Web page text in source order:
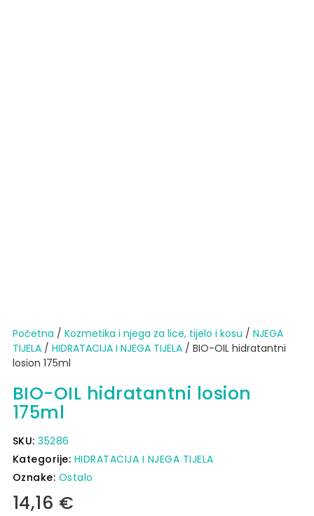
Početna / Kozmetika i njega za lice, tijelo i kosu / NJEGA
TIJELA/ HIDRATACIJA I NJEGA TIJELA/ BIO-OIL hidratantni
losion 175ml
BIO-OIL hidratantni losion
175ml
SKU:35286
Kategorije: HIDRATACIJA I NJEGA TIJELA
Oznake: Ostalo
14,16 €